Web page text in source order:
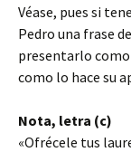
Véase, pues si
Pedro una frase
presentarlo
como lo hace su
Nota, letra (c)
«Ofrécele tus